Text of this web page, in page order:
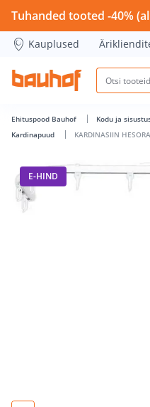
KARDINASIIN HESORA D
Tuhanded tooted -40%
Kauplused
Ehituspood Bauhof Kodu ja
Kardinapuud
KARDINASIIN
E-HIND